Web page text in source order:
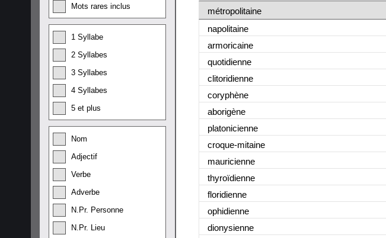
Mots rares inclus
1 Syllabe
2 Syllabes
3 Syllabes
4 Syllabes
5 et plus
Nom
Adjectif
Verbe
Adverbe
N.Pr. Personne
N.Pr. Lieu
métropolitaine
napolitaine
armoricaine
quotidienne
clitoridienne
coryphène
aborigène
platonicienne
croque-mitaine
mauricienne
thyroïdienne
floridienne
ophidienne
dionysienne